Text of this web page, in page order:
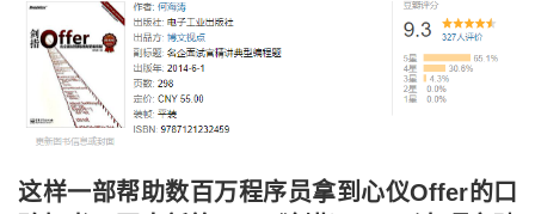
这样一部帮助数百万程序员拿到心仪Offer的口